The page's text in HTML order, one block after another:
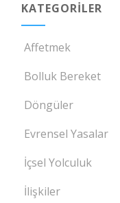
KATEGORILER
Affetmek
Bolluk Bereket
Döngüler
Evrensel Yasalar
İçsel Yolculuk
İlişkiler